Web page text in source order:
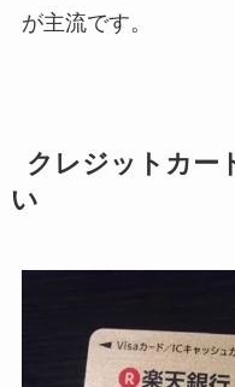
が主流です。
クレジットカー
い